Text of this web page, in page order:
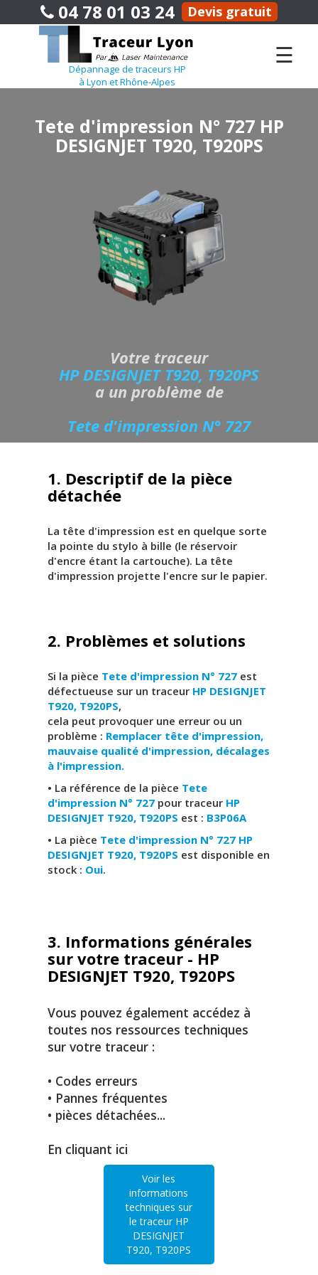
04 78 01 03 24 Devis gratuit
Dépannage de traceurs HP
à Lyon et Rhône-Alpes
☰
Tete d'impression N° 727 HP
DESIGNJET T920, T920PS
Votre traceur
HP DESIGNJET T920, T920PS
a un problème de
Tete d'impression N° 727
1. Descriptif de la pièce
détachée
La tête d'impression est en quelque sorte
la pointe du stylo à bille (le réservoir
d'encre étant la cartouche). La tête
d'impression projette l'encre sur le papier.
2. Problèmes et solutions
Si la pièce Tete d'impression N° 727 est
défectueuse sur un traceur HP DESIGNJET
T920, T920PS,
cela peut provoquer une erreur ou un
problème : Remplacer tête d'impression,
mauvaise qualité d'impression, décalages
à l'impression.
• La référence de la pièce Tete
d'impression N° 727 pour traceur HP
DESIGNJET T920, T920PS est : B3P06A
• La pièce Tete d'impression N° 727 HP
DESIGNJET T920, T920PS est disponible en
stock : Oui.
3. Informations générales
sur votre traceur - HP
DESIGNJET T920, T920PS
Vous pouvez également accédez à
toutes nos ressources techniques
sur votre traceur :
• Codes erreurs
• Pannes fréquentes
• pièces détachées...
En cliquant ici
Voir les
informations
techniques sur
le traceur HP
DESIGNJET
T920, T920PS